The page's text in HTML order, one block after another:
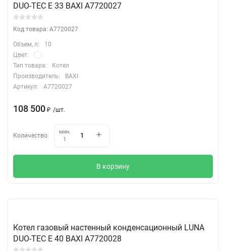
DUO-TEC E 33 BAXI A7720027
Код товара: A7720027
Объем, л:
10
Цвет:
Тип товара:
Котел
Производитель:
BAXI
Артикул:
A7720027
108 500 ₽ /шт.
Количество:
мин.
1
В корзину
Котел газовый настенный конденсационный LUNA
DUO-TEC E 40 BAXI A7720028